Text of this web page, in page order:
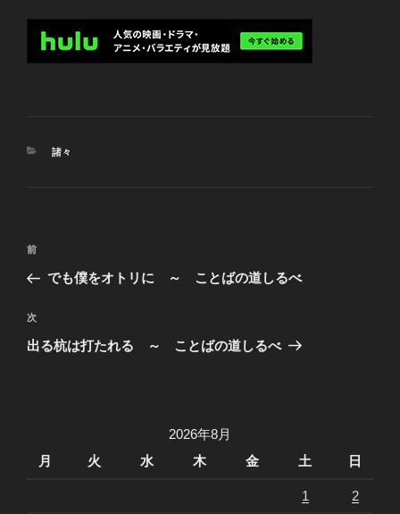
– ANOTHER ONE BITES THE DUST.
カ
諸々
投
ビ
ゲ
過
去
投
稿
前
でも僕をオトリに ～ ことばの道しるべ
次
の
次
出る杭は打たれる ～ ことばの道しるべ
2026年8月
月
火 水 木 金 土 日
1 2